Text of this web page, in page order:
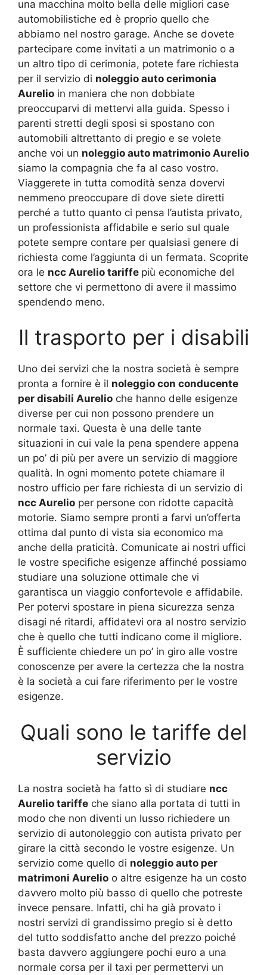
una macchina molto bella delle migliori case
automobilistiche ed è proprio quello che
abbiamo nel nostro garage. Anche se dovete
partecipare come invitati a un matrimonio o a
un altro tipo di cerimonia, potete fare richiesta
per il servizio di noleggio auto cerimonia
Aurelio in maniera che non dobbiate
preoccuparvi di mettervi alla guida. Spesso i
parenti stretti degli sposi si spostano con
automobili altrettanto di pregio e se volete
anche voi un noleggio auto matrimonio Aurelio
siamo la compagnia che fa al caso vostro.
Viaggerete in tutta comodità senza dovervi
nemmeno preoccupare di dove siete diretti
perché a tutto quanto ci pensa l’autista privato,
un professionista affidabile e serio sul quale
potete sempre contare per qualsiasi genere di
richiesta come l’aggiunta di un fermata. Scoprite
ora le ncc Aurelio tariffe più economiche del
settore che vi permettono di avere il massimo
spendendo meno.
Il trasporto per i disabili
Uno dei servizi che la nostra società è sempre
pronta a fornire è il noleggio con conducente
per disabili Aurelio che hanno delle esigenze
diverse per cui non possono prendere un
normale taxi. Questa è una delle tante
situazioni in cui vale la pena spendere appena
un po’ di più per avere un servizio di maggiore
qualità. In ogni momento potete chiamare il
nostro ufficio per fare richiesta di un servizio di
ncc Aurelio per persone con ridotte capacità
motorie. Siamo sempre pronti a farvi un’offerta
ottima dal punto di vista sia economico ma
anche della praticità. Comunicate ai nostri uffici
le vostre specifiche esigenze affinché possiamo
studiare una soluzione ottimale che vi
garantisca un viaggio confortevole e affidabile.
Per potervi spostare in piena sicurezza senza
disagi né ritardi, affidatevi ora al nostro servizio
che è quello che tutti indicano come il migliore.
È sufficiente chiedere un po’ in giro alle vostre
conoscenze per avere la certezza che la nostra
è la società a cui fare riferimento per le vostre
esigenze.
Quali sono le tariffe del
servizio
La nostra società ha fatto sì di studiare ncc
Aurelio tariffe che siano alla portata di tutti in
modo che non diventi un lusso richiedere un
servizio di autonoleggio con autista privato per
girare la città secondo le vostre esigenze. Un
servizio come quello di noleggio auto per
matrimoni Aurelio o altre esigenze ha un costo
davvero molto più basso di quello che potreste
invece pensare. Infatti, chi ha già provato i
nostri servizi di grandissimo pregio si è detto
del tutto soddisfatto anche del prezzo poiché
basta davvero aggiungere pochi euro a una
normale corsa per il taxi per permettervi un